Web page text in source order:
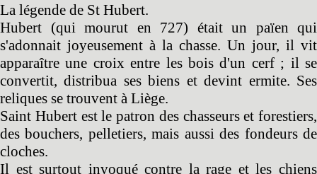
La légende de St Hubert.
Hubert (qui mourut en 727) était un païen qui
s'adonnait joyeusement à la chasse. Un jour, il vit
apparaître une croix entre les bois d'un cerf ; il se
convertit, distribua ses biens et devint ermite. Ses
reliques se trouvent à Liège.
Saint Hubert est le patron des chasseurs et forestiers,
des bouchers, pelletiers, mais aussi des fondeurs de
cloches.
Il est surtout invoqué contre la rage et les chiens